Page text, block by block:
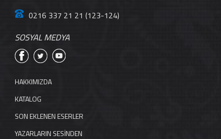
0216 337 21 21 (123-124)
SOSYAL MEDYA
HAKKIMIZDA
KATALOG
SON EKLENEN ESERLER
YAZARLARIN SESİNDEN